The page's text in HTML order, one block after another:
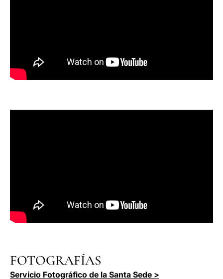
FOTOGRAFÍAS
Servicio Fotográfico de la Santa Sede >